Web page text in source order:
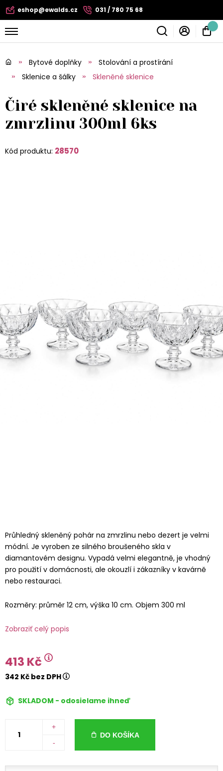
eshop@ewalds.cz 031 / 780 75 68
Bytové doplňky
Stolování a prostírání
Sklenice a šálky
Skleněné sklenice
Čiré skleněné sklenice na
zmrzlinu 300ml 6ks
Kód produktu: 28570
Průhledný skleněný pohár na zmrzlinu nebo dezert je velmi
módní. Je vyroben ze silného broušeného skla v
diamantovém designu. Vypadá velmi elegantně, je vhodný
pro použití v domácnosti, ale okouzlí i zákazníky v kavárně
nebo restauraci.
Rozměry: průměr 12 cm, výška 10 cm. Objem 300 ml
Zobraziť celý popis
413 Kč
342 Kč bez DPH
SKLADOM - odosielame ihneď
+
-
DO KOŠÍKA